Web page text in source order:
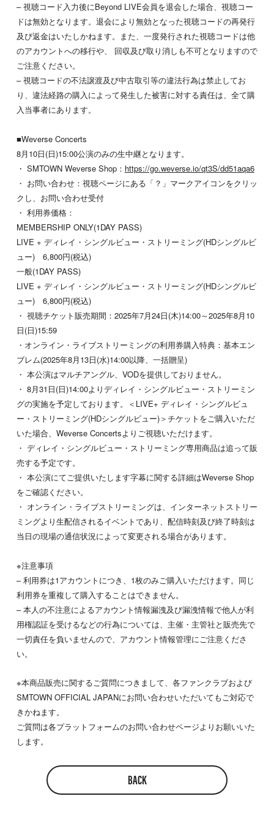
– 視聴コード入力後にBeyond LIVE会員を退会した場合、視聴コー
ドは無効となります。退会により無効となった視聴コードの再発行
及び返金はいたしかねます。また、一度発行された視聴コードは他
のアカウントへの移行や、 回収及び取り消しも不可となりますので
ご注意ください。
– 視聴コードの不法譲渡及び中古取引等の違法行為は禁止してお
り、違法経路の購入によって発生した被害に対する責任は、全て購
入当事者にあります。
■Weverse Concerts
8月10日(日)15:00公演のみの生中継となります。
・ SMTOWN Weverse Shop： https://go.weverse.io/qt3S/dd51aqa6
・ お問い合わせ：視聴ページにある「？」マークアイコンをクリッ
クし、お問い合わせ受付
・ 利用券価格：
MEMBERSHIP ONLY(1DAY PASS)
LIVE + ディレイ・シングルビュー・ストリーミング(HDシングルビ
ュー) 6,800円(税込)
一般(1DAY PASS)
LIVE + ディレイ・シングルビュー・ストリーミング(HDシングルビ
ュー) 6,800円(税込)
・ 視聴チケット販売期間：2025年7月24日(木)14:00～2025年8月10
日(日)15:59
・オンライン・ライブストリーミングの利用券購入特典：基本エン
ブレム(2025年8月13日(水)14:00以降、一括贈呈)
・ 本公演はマルチアングル、VODを提供しておりません。
・ 8月31日(日)14:00よりディレイ・シングルビュー・ストリーミン
グの実施を予定しております。＜LIVE+ ディレイ・シングルビュ
ー・ストリーミング(HDシングルビュー)＞チケットをご購入いただ
いた場合、Weverse Concertsよりご視聴いただけます。
・ ディレイ・シングルビュー・ストリーミング専用商品は追って販
売する予定です。
・ 本公演にてご提供いたします字幕に関する詳細はWeverse Shop
をご確認ください。
・ オンライン・ライブストリーミングは、インターネットストリー
ミングより生配信されるイベントであり、配信時刻及び終了時刻は
当日の現場の通信状況によって変更される場合があります。
※注意事項
– 利用券は1アカウントにつき、1枚のみご購入いただけます。同じ
利用券を重複して購入することはできません。
– 本人の不注意によるアカウント情報漏洩及び漏洩情報で他人が利
用権認証を受けるなどの行為については、主催・主管社と販売先で
一切責任を負いませんので、アカウント情報管理にご注意くださ
い。
※本商品販売に関するご質問につきまして、各ファンクラブおよび
SMTOWN OFFICIAL JAPANにお問い合わせいただいてもご対応で
きかねます。
ご質問は各プラットフォームのお問い合わせページよりお願いいた
します。
BACK